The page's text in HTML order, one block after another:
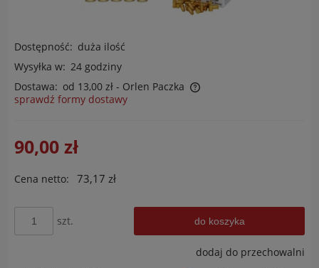
Dostępność: duża ilość
Wysyłka w: 24 godziny
Dostawa: od 13,00 zł - Orlen Paczka
Cena nie zawiera ewentualnych kosztów płatności
sprawdź formy dostawy
90,00 zł
Cena netto: 73,17 zł
szt. do koszyka
dodaj do przechowalni